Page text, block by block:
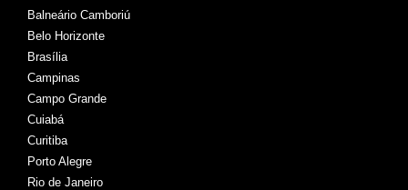
Balneário Camboriú
Belo Horizonte
Brasília
Campinas
Campo Grande
Cuiabá
Curitiba
Porto Alegre
Rio de Janeiro